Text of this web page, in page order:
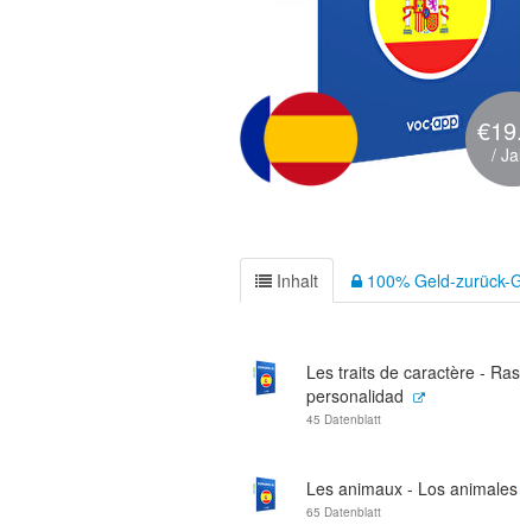
/
Inhalt 100% Geld-zurück-
Les traits de caractère -
personalidad
45 Datenblatt
Les animaux - Los animales
65 Datenblatt